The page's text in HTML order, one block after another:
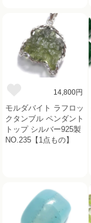
14,800円
モルダバイト ラフロッ
クタンブル ペンダント
トップ シルバー925製
NO.235【1点もの】